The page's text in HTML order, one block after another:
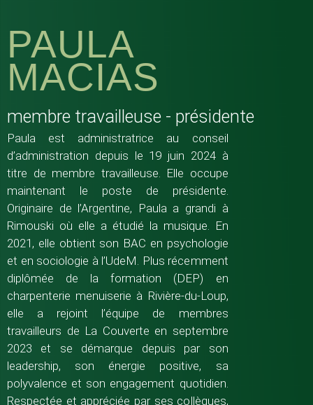
PAULA
MACIAS
membre travailleuse - présidente
Paula est administratrice au conseil
d’administration depuis le 19 juin 2024 à
titre de membre travailleuse. Elle occupe
maintenant le poste de présidente.
Originaire de l’Argentine, Paula a grandi à
Rimouski où elle a étudié la musique. En
2021, elle obtient son BAC en psychologie
et en sociologie à l’UdeM. Plus récemment
diplômée de la formation (DEP) en
charpenterie menuiserie à Rivière-du-Loup,
elle a rejoint l’équipe de membres
travailleurs de La Couverte en septembre
2023 et se démarque depuis par son
leadership, son énergie positive, sa
polyvalence et son engagement quotidien.
Respectée et appréciée par ses collègues,